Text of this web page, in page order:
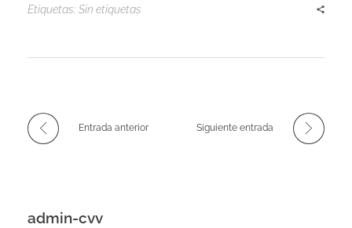
Etiquetas: Sin etiquetas
Entrada anterior Siguiente entrada
admin-cvv